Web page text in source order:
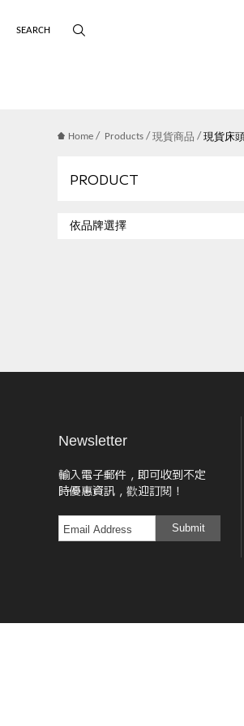
Home / Products /現貨商品 /現貨床
PRODUCT
Newsletter
輸入電子郵件，即可收到不定
時優惠資訊，歡迎訂閱！
Submit
版權宣告